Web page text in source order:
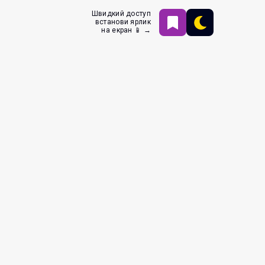
Швидкий доступ
встанови ярлик
на екран 📱 →